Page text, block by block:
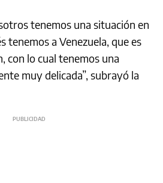
tenemos una situación en
tenemos a Venezuela, que es
con lo cual tenemos una
muy delicada”, subrayó la